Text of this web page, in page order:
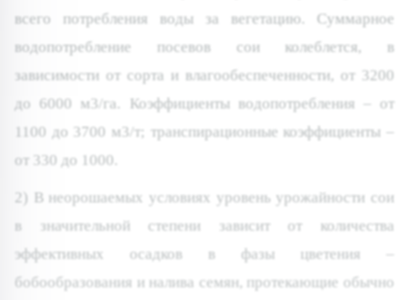
всего потребления воды за вегетацию. Суммарное
водопотребление посевов сои колеблется, в
зависимости от сорта и влагообеспеченности, от 3200
до 6000 м3/га. Коэффициенты водопотребления – от
1100 до 3700 м3/т; транспирационные коэффициенты –
от 330 до 1000.
2) В неорошаемых условиях уровень урожайности сои
в значительной степени зависит от количества
эффективных осадков в фазы цветения –
бобообразования и налива семян, протекающие обычно